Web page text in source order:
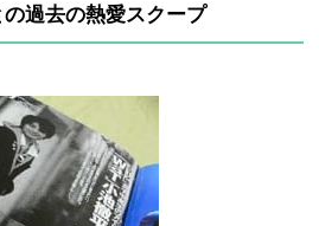
過去の熱愛スクープ